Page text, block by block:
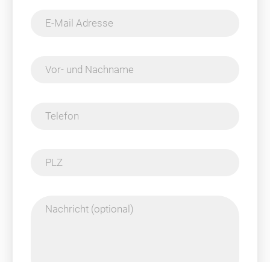
E-Mail Adresse
Vor- und Nachname
Telefon
PLZ
Nachricht (optional)